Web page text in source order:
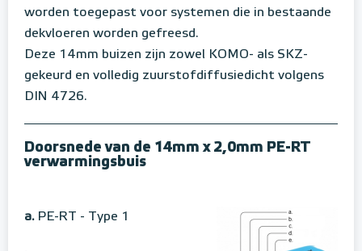
worden toegepast voor systemen die in bestaande
dekvloeren worden gefreesd.
Deze 14mm buizen zijn zowel KOMO- als SKZ-
gekeurd en volledig zuurstofdiffusiedicht volgens
DIN 4726.
Doorsnede van de 14mm x 2,0mm PE-RT
verwarmingsbuis
a. PE-RT - Type 1